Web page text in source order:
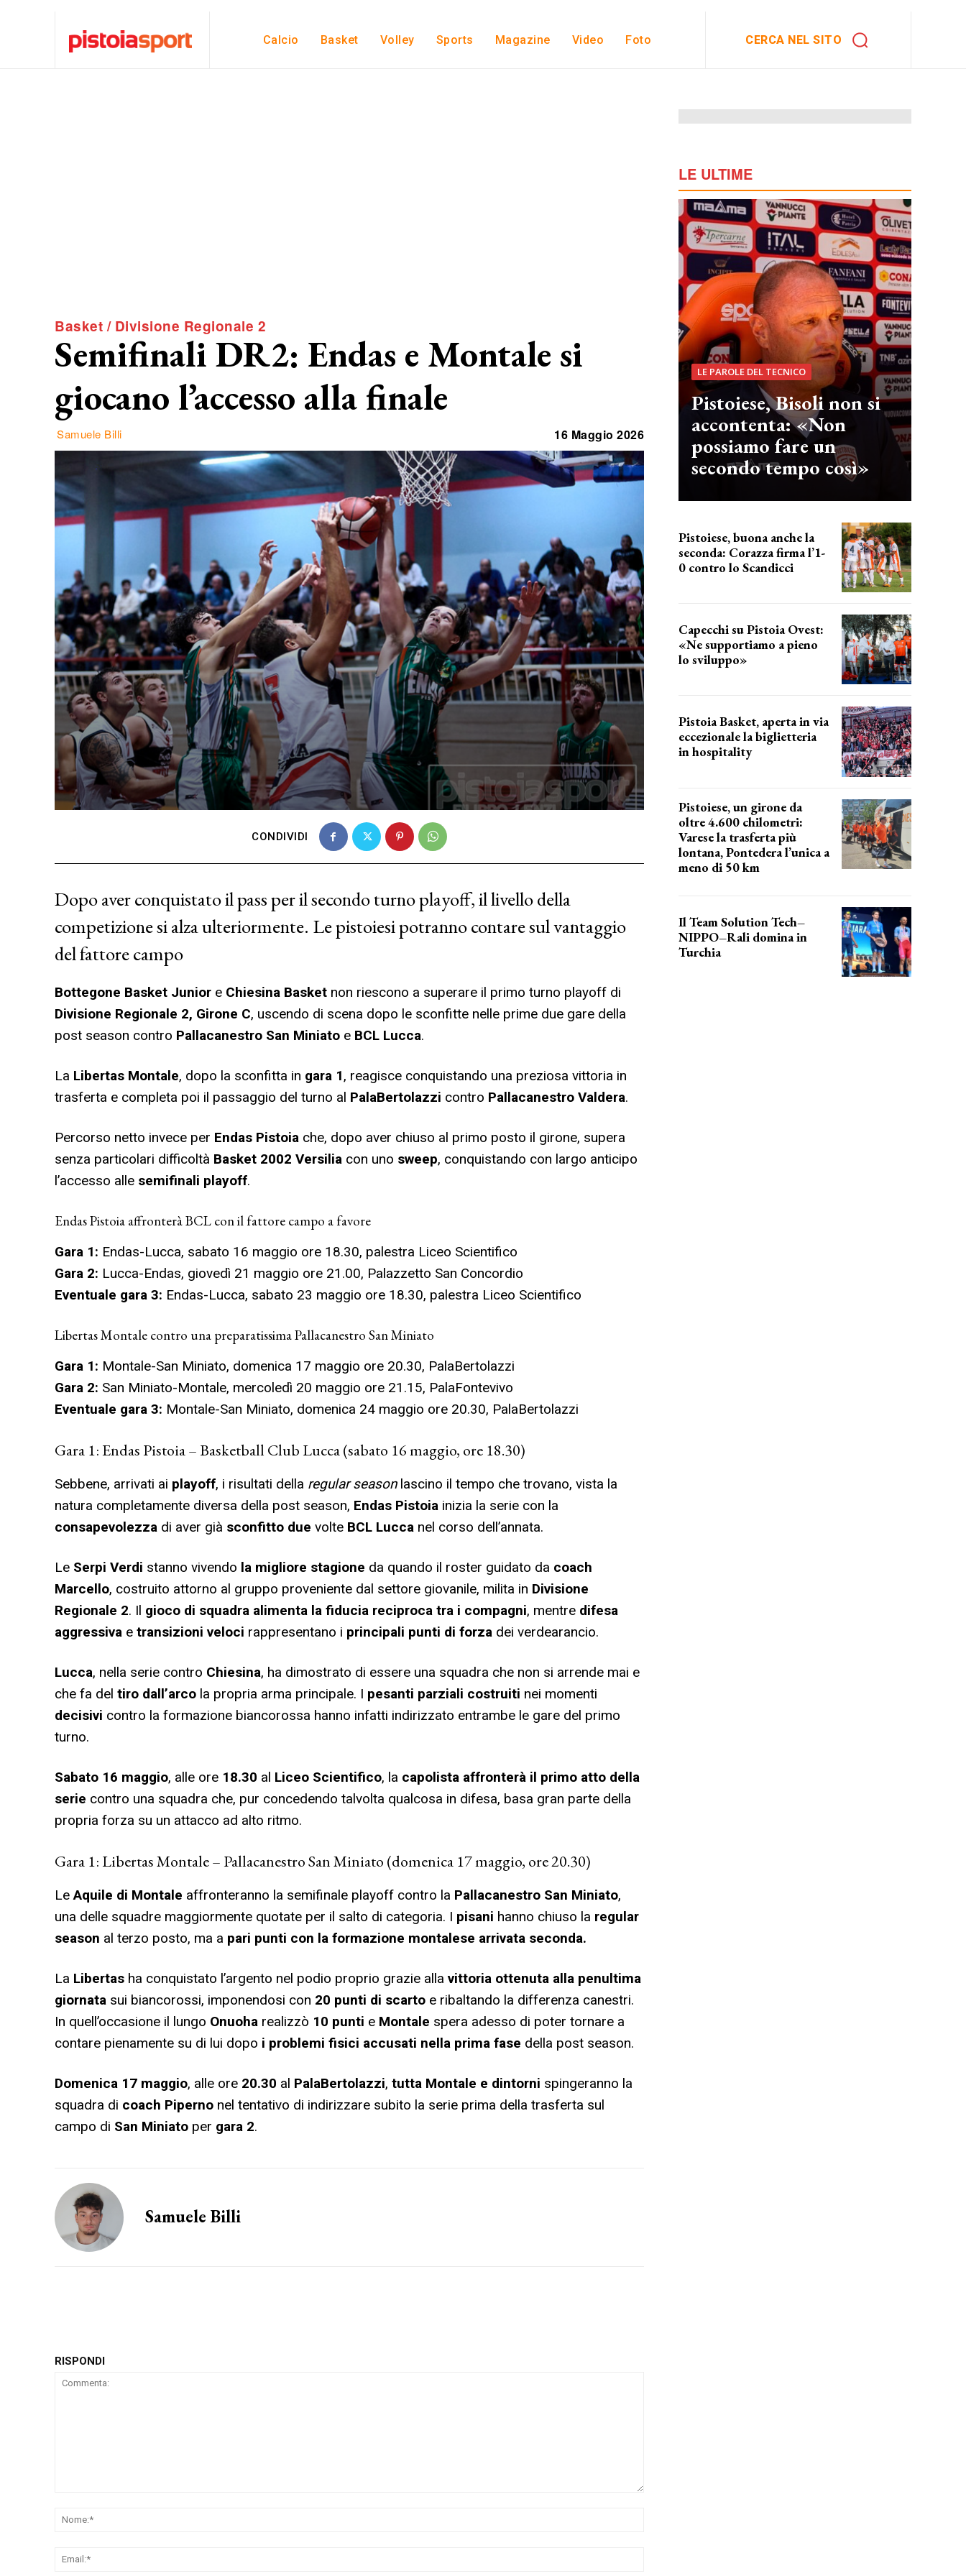
Calcio Basket Volley Sports Magazine Video Foto CERCA NEL SITO
Basket / Divisione Regionale 2
Semifinali DR2: Endas e Montale si
giocano l’accesso alla finale
Samuele Billi 16 Maggio 2026
CONDIVIDI
Dopo aver conquistato il pass per il secondo turno playoff, il livello della
competizione si alza ulteriormente. Le pistoiesi potranno contare sul vantaggio
del fattore campo
Bottegone Basket Junior e Chiesina Basket non riescono a superare il primo turno playoff di
Divisione Regionale 2, Girone C, uscendo di scena dopo le sconfitte nelle prime due gare della
post season contro Pallacanestro San Miniato e BCL Lucca.
La Libertas Montale, dopo la sconfitta in gara 1, reagisce conquistando una preziosa vittoria in
trasferta e completa poi il passaggio del turno al PalaBertolazzi contro Pallacanestro Valdera.
Percorso netto invece per Endas Pistoia che, dopo aver chiuso al primo posto il girone, supera
senza particolari difficoltà Basket 2002 Versilia con uno sweep, conquistando con largo anticipo
l’accesso alle semifinali playoff.
Endas Pistoia affronterà BCL con il fattore campo a favore
Gara 1: Endas-Lucca, sabato 16 maggio ore 18.30, palestra Liceo Scientifico
Gara 2: Lucca-Endas, giovedì 21 maggio ore 21.00, Palazzetto San Concordio
Eventuale gara 3: Endas-Lucca, sabato 23 maggio ore 18.30, palestra Liceo Scientifico
Libertas Montale contro una preparatissima Pallacanestro San Miniato
Gara 1: Montale-San Miniato, domenica 17 maggio ore 20.30, PalaBertolazzi
Gara 2: San Miniato-Montale, mercoledì 20 maggio ore 21.15, PalaFontevivo
Eventuale gara 3: Montale-San Miniato, domenica 24 maggio ore 20.30, PalaBertolazzi
Gara 1: Endas Pistoia – Basketball Club Lucca (sabato 16 maggio, ore 18.30)
Sebbene, arrivati ai playoff, i risultati della regular seasonlascino il tempo che trovano, vista la
natura completamente diversa della post season, Endas Pistoia inizia la serie con la
consapevolezza di aver già sconfitto due volte BCL Lucca nel corso dell’annata.
Le Serpi Verdi stanno vivendo la migliore stagione da quando il roster guidato da coach
Marcello, costruito attorno al gruppo proveniente dal settore giovanile, milita in Divisione
Regionale 2. Il gioco di squadra alimenta la fiducia reciproca tra i compagni, mentre difesa
aggressiva e transizioni veloci rappresentano i principali punti di forza dei verdearancio.
Lucca, nella serie contro Chiesina, ha dimostrato di essere una squadra che non si arrende mai e
che fa del tiro dall’arco la propria arma principale. I pesanti parziali costruiti nei momenti
decisivi contro la formazione biancorossa hanno infatti indirizzato entrambe le gare del primo
turno.
Sabato 16 maggio, alle ore 18.30 al Liceo Scientifico, la capolista affronterà il primo atto della
serie contro una squadra che, pur concedendo talvolta qualcosa in difesa, basa gran parte della
propria forza su un attacco ad alto ritmo.
Gara 1: Libertas Montale – Pallacanestro San Miniato (domenica 17 maggio, ore 20.30)
LeAquile di Montale affronteranno la semifinale playoff contro la Pallacanestro San Miniato,
una delle squadre maggiormente quotate per il salto di categoria. I pisani hanno chiuso la regular
season al terzo posto, ma a pari punti con la formazione montalese arrivata seconda.
La Libertas ha conquistato l’argento nel podio proprio grazie alla vittoria ottenuta alla penultima
giornata sui biancorossi, imponendosi con 20 punti di scarto e ribaltando la differenza canestri.
In quell’occasione il lungo Onuoha realizzò 10 punti e Montale spera adesso di poter tornare a
contare pienamente su di lui dopo i problemi fisici accusati nella prima fase della post season.
Domenica 17 maggio, alle ore 20.30 al PalaBertolazzi, tutta Montale e dintorni spingeranno la
squadra di coach Piperno nel tentativo di indirizzare subito la serie prima della trasferta sul
campo di San Miniato per gara 2.
Samuele Billi
RISPONDI
LE ULTIME
LE PAROLE DEL TECNICO
Pistoiese, Bisoli non si
accontenta: «Non
possiamo fare un
secondo tempo così»
Pistoiese, buona anche la
seconda: Corazza firma l’1-
0 contro lo Scandicci
Capecchi su Pistoia Ovest:
«Ne supportiamo a pieno
lo sviluppo»
Pistoia Basket, aperta in via
eccezionale la biglietteria
in hospitality
Pistoiese, un girone da
oltre 4.600 chilometri:
Varese la trasferta più
lontana, Pontedera l’unica a
meno di 50 km
Il Team Solution Tech–
NIPPO–Rali domina in
Turchia